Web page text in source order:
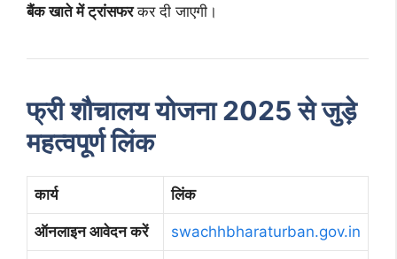
बैंक खाते में ट्रांसफरकर दी जाएगी।
फ्री शौचालय योजना 2025 से जुड़े
महत्वपूर्ण लिंक
कार्य लिंक
ऑनलाइन आवेदन करें swachhbharaturban.gov.in